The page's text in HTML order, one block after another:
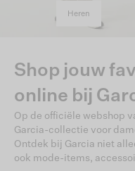
Heren
Shop jouw
online bij
Op de officiële webshop
Garcia-collectie voor
Ontdek bij Garcia niet
ook mode-items,